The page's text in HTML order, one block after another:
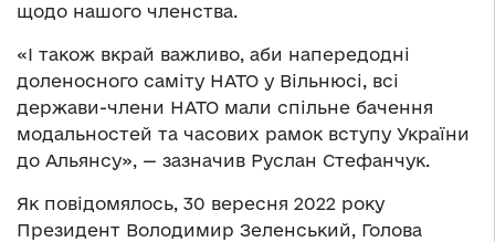
щодо нашого членства.
«І також вкрай важливо, аби напередодні
доленосного саміту НАТО у Вільнюсі, всі
держави-члени НАТО мали спільне бачення
модальностей та часових рамок вступу України
до Альянсу», — зазначив Руслан Стефанчук.
Як повідомялось, 30 вересня 2022 року
Президент Володимир Зеленський, Голова